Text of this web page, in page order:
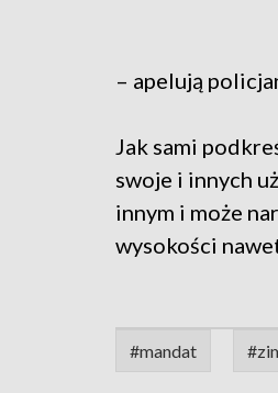
– apelują
Jak sami
swoje i innych
innym i może
wysokości
#mandat